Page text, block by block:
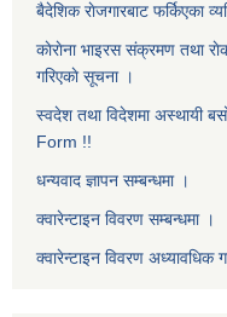
बैदेशिक राेजगारबाट फर्किएका
काेराेना भाइरस संक्रमण तथा
गरिएकाे सूचना ।
स्वदेश तथा विदेशमा अस्थायी
Form !!
धन्यवाद ज्ञापन सम्बन्धमा ।
क्वारेन्टाइन विवरण सम्बन्धमा ।
क्वारेन्टाइन विवरण अध्यावधिक